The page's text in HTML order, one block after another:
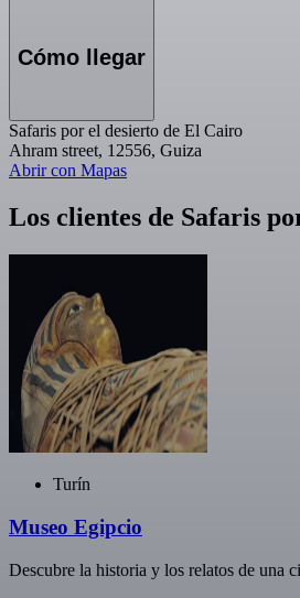
Cómo llegar
Safaris por el desierto de El Cairo
Ahram street, 12556, Guiza
Abrir con Mapas
Los clientes de Safaris
Turín
Museo Egipcio
Descubre la historia y los relatos de una